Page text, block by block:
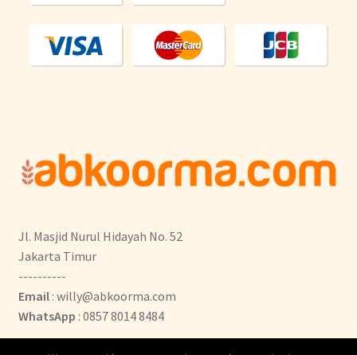
Jl. Masjid Nurul Hidayah No. 52
Jakarta Timur
----------
Email : willy@abkoorma.com
WhatsApp : 0857 8014 8484